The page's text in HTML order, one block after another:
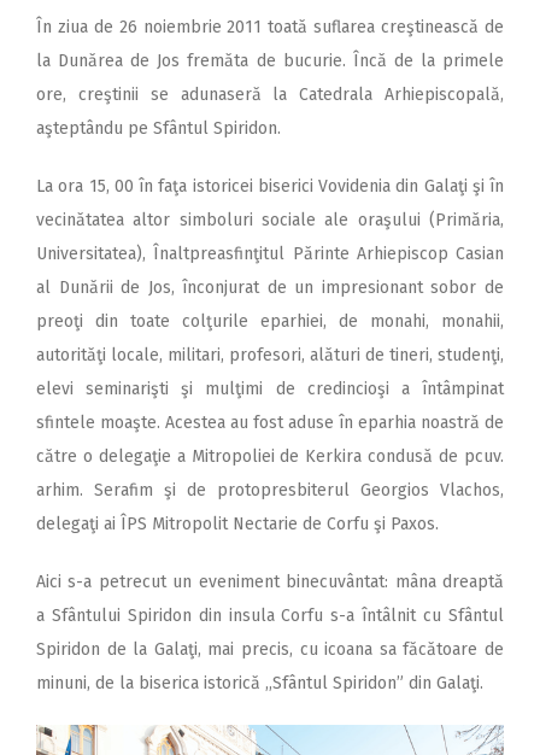
În ziua de 26 noiembrie 2011 toată suflarea creştinească de
la Dunărea de Jos fremăta de bucurie. Încă de la primele
ore, creştinii se adunaseră la Catedrala Arhiepiscopală,
aşteptându pe Sfântul Spiridon.
La ora 15, 00 în faţa istoricei biserici Vovidenia din Galaţi şi în
vecinătatea altor simboluri sociale ale oraşului (Primăria,
Universitatea), Înaltpreasfinţitul Părinte Arhiepiscop Casian
al Dunării de Jos, înconjurat de un impresionant sobor de
preoţi din toate colţurile eparhiei, de monahi, monahii,
autorităţi locale, militari, profesori, alături de tineri, studenţi,
elevi seminarişti şi mulţimi de credincioşi a întâmpinat
sfintele moaşte. Acestea au fost aduse în eparhia noastră de
către o delegaţie a Mitropoliei de Kerkira condusă de pcuv.
arhim. Serafim şi de protopresbiterul Georgios Vlachos,
delegaţi ai ÎPS Mitropolit Nectarie de Corfu şi Paxos.
Aici s-a petrecut un eveniment binecuvântat: mâna dreaptă
a Sfântului Spiridon din insula Corfu s-a întâlnit cu Sfântul
Spiridon de la Galaţi, mai precis, cu icoana sa făcătoare de
minuni, de la biserica istorică ,,Sfântul Spiridon” din Galaţi.